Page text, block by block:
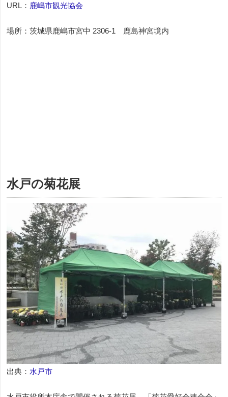
URL： 鹿嶋市観光協会
場所：茨城県鹿嶋市宮中 2306-1 鹿島神宮境内
水戸の菊花展
出典： 水戸市